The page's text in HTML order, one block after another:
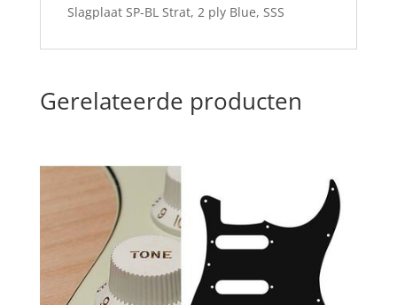
Slagplaat SP-BL Strat, 2 ply Blue, SSS
Gerelateerde producten